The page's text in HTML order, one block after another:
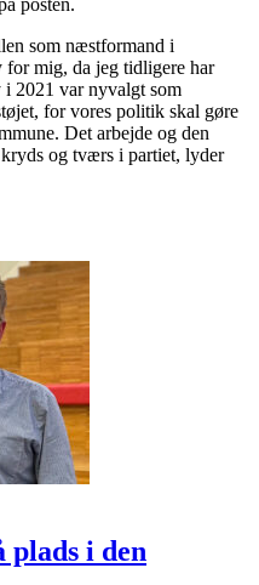
posten.
som næstformand i
mig, da jeg tidligere har
2021 var nyvalgt som
for vores politik skal gøre
Det arbejde og den
og tværs i partiet, lyder
plads i den